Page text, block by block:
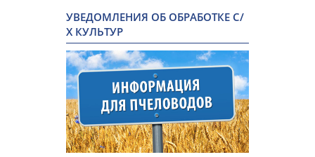
УВЕДОМЛЕНИЯ ОБ ОБРАБОТКЕ С/
Х КУЛЬТУР